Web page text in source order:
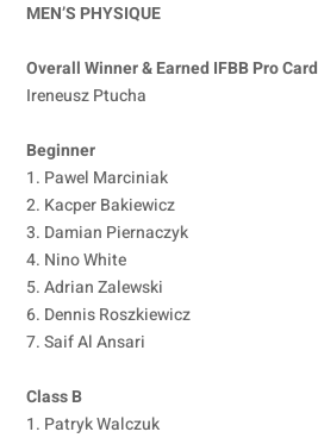
MEN’S PHYSIQUE
Overall Winner & Earned IFBB Pro Card
Ireneusz Ptucha
Beginner
1. Pawel Marciniak
2. Kacper Bakiewicz
3. Damian Piernaczyk
4. Nino White
5. Adrian Zalewski
6. Dennis Roszkiewicz
7. Saif Al Ansari
Class B
1. Patryk Walczuk